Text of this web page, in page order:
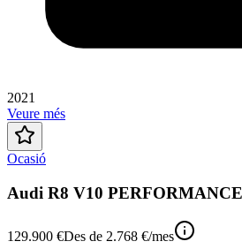
2021
Veure més
Ocasió
Audi R8 V10
129.900 €Des de 2.768 €/mes